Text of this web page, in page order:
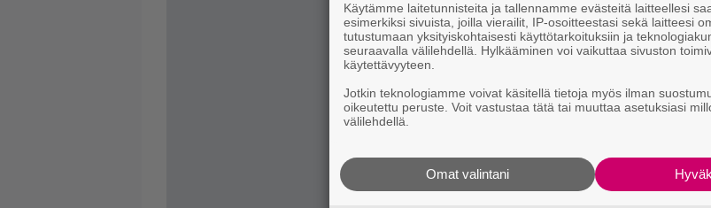
Käytämme laitetunnisteita ja tallennamme evästeitä laitteellesi
esimerkiksi sivuista, joilla vierailit, IP-osoitteestasi sekä laitteesi
tutustumaan yksityiskohtaisesti käyttötarkoituksiin ja
seuraavalla välilehdellä. Hylkääminen voi vaikuttaa sivuston
käytettävyyteen.
Jotkin teknologiamme voivat käsitellä tietoja myös ilman
oikeutettu peruste. Voit vastustaa tätä tai muuttaa asetuksiasi
välilehdellä.
Omat valintani